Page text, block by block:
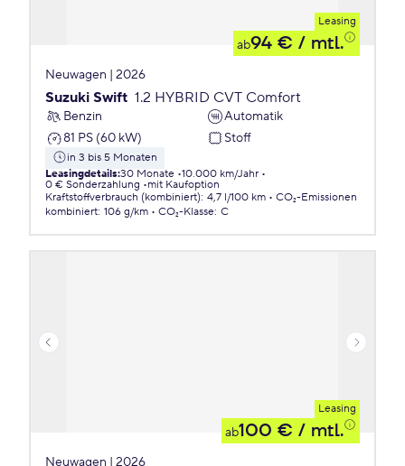
Leasing
ab94 € / mtl.
Neuwagen | 2026
Suzuki Swift 1.2 HYBRID CVT Comfort
Benzin
Automatik
81 PS (60 kW)
Stoff
in 3 bis 5 Monaten
Leasingdetails:30 Monate 10.000 km/Jahr
0 € Sonderzahlung
mit Kaufoption
Kraftstoffverbrauch (kombiniert): 4,7 l/100 km
CO₂-Emissionen
kombiniert: 106 g/km CO₂-Klasse: C
Leasing
ab100 € / mtl.
Neuwagen | 2026